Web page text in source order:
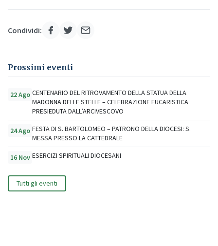
Condividi:
Prossimi eventi
22 Ago CENTENARIO DEL RITROVAMENTO DELLA STATUA DELLA
MADONNA DELLE STELLE – CELEBRAZIONE EUCARISTICA
PRESIEDUTA DALL’ARCIVESCOVO
24 Ago FESTA DI S. BARTOLOMEO – PATRONO DELLA DIOCESI: S.
MESSA PRESSO LA CATTEDRALE
16 Nov ESERCIZI SPIRITUALI DIOCESANI
Tutti gli eventi